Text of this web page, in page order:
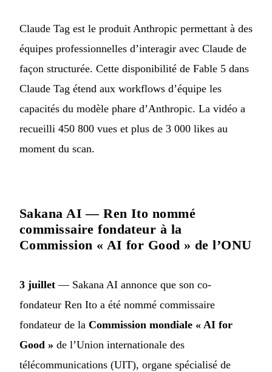
Claude Tag est le produit Anthropic permettant à des
équipes professionnelles d’interagir avec Claude de
façon structurée. Cette disponibilité de Fable 5 dans
Claude Tag étend aux workflows d’équipe les
capacités du modèle phare d’Anthropic. La vidéo a
recueilli 450 800 vues et plus de 3 000 likes au
moment du scan.
Sakana AI — Ren Ito nommé
commissaire fondateur à la
Commission « AI for Good » de l’ONU
3 juillet — Sakana AI annonce que son co-
fondateur Ren Ito a été nommé commissaire
fondateur de la Commission mondiale « AI for
Good » de l’Union internationale des
télécommunications (UIT), organe spécialisé de